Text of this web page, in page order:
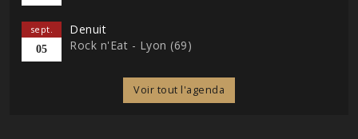
sept.
05
Denuit
Rock n'Eat - Lyon (69)
Voir tout l'agenda